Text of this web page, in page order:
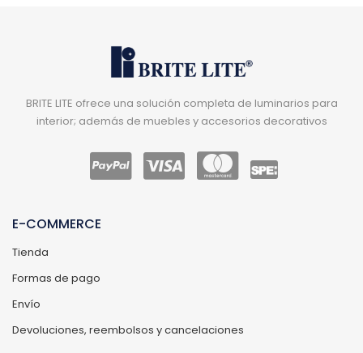
BRITE LITE ofrece una solución completa de luminarios para
interior; además de muebles y accesorios decorativos
E-COMMERCE
Tienda
Formas de pago
Envío
Devoluciones, reembolsos y cancelaciones